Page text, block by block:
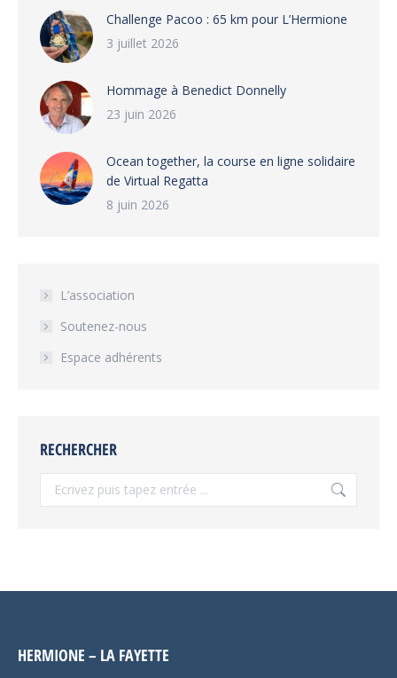
Challenge Pacoo : 65 km pour L’Hermione
3 juillet 2026
Hommage à Benedict Donnelly
23 juin 2026
Ocean together, la course en ligne solidaire
de Virtual Regatta
8 juin 2026
L’association
Soutenez-nous
Espace adhérents
RECHERCHER
Recherche
:
HERMIONE – LA FAYETTE